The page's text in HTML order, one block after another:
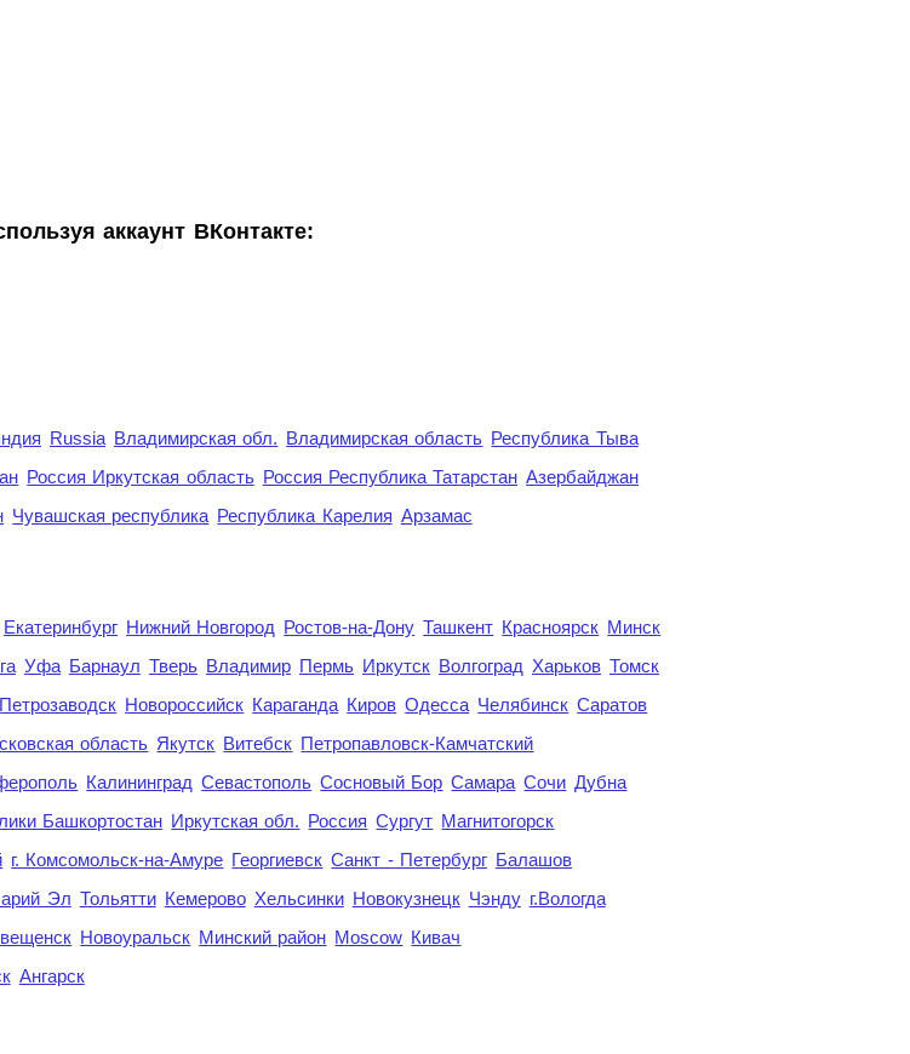
аккаунт ВКонтакте:
Russia Владимирская обл. Владимирская область Республика Тыва
Россия Иркутская область Россия Республика Татарстан Азербайджан
Чувашская республика Республика Карелия Арзамас
Екатеринбург Нижний Новгород Ростов-на-Дону Ташкент Красноярск Минск
Уфа Барнаул Тверь Владимир Пермь Иркутск Волгоград Харьков Томск
Петрозаводск Новороссийск Караганда Киров Одесса Челябинск Саратов
область Якутск Витебск Петропавловск-Камчатский
Калининград Севастополь Сосновый Бор Самара Сочи Дубна
Башкортостан Иркутская обл. Россия Сургут Магнитогорск
г. Комсомольск-на-Амуре Георгиевск Санкт - Петербург Балашов
Эл Тольятти Кемерово Хельсинки Новокузнецк Чэнду г.Вологда
Новоуральск Минский район Moscow Кивач
Ангарск